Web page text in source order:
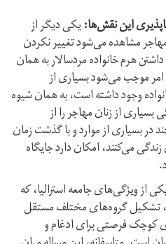
این نقش‌ها:یکی دیگر از
مهاجر مشاهده می‌شود تغییر نکردن
هرم خانواده مرد‌سالار به همان
موجب می‌شود بسیاری از
وجود داشته است، به همان شیوه
بسیاری از زنان مهاجر را از
بسیاری از موارد و با گذشت زمان
می‌کنند، امکان دارد جایگاه
از ویژگی‌های جامعه استرالیا، که
تشکیل گروه‌های مختلف مستقل
کوچک فرصتی برای ادغام و